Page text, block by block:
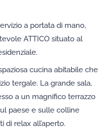
a portata di mano,
ATTICO situato al
cucina abitabile che
tergale. La grande sala,
a un magnifico terrazzo
paese e sulle colline
relax all’aperto.